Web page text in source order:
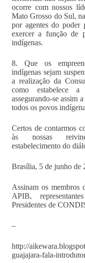
ocorre com nossos
Mato Grosso do Sul,
por agentes do poder
exercer a função de
indígenas.
8. Que os
indígenas sejam
a realização da
como estabelece
assegurando-se assim
todos os povos
Certos de contarmos
às nossas
estabelecimento do
Brasília, 5 de junho de
Assinam os membros
APIB,
Presidentes de
–
http://
guajajara-fala-